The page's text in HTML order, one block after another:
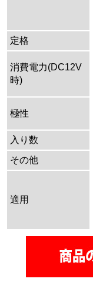
定格
消費電力(DC12V
時)
極性
入り数
その他
適用